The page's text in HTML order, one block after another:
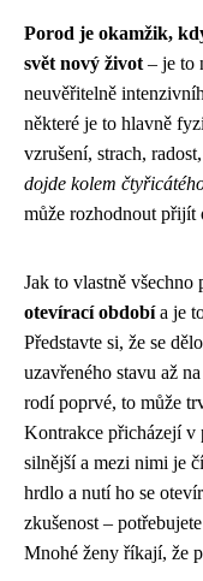
Porod je okamžik,
svět nový život – je to
neuvěřitelně
některé je to hlavně
vzrušení, strach,
dojde kolem
může rozhodnout přijít
Jak to vlastně všechno
otevírací obdobía je
Představte si, že se
uzavřeného stavu až
rodí poprvé, to může
Kontrakce přicházejí v
silnější a mezi nimi je
hrdlo a nutí ho se
zkušenost –
Mnohé ženy říkají, že